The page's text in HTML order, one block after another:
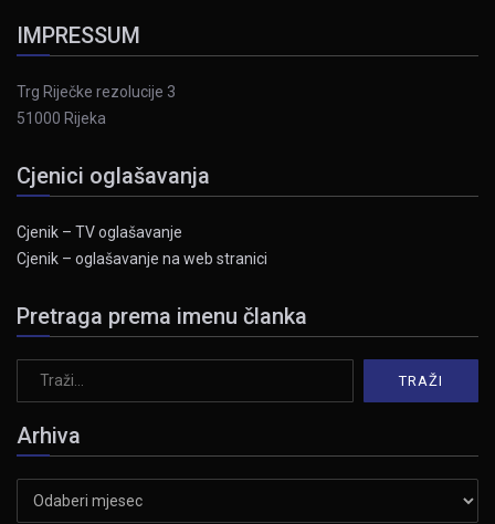
IMPRESSUM
Trg Riječke rezolucije 3
51000 Rijeka
Cjenici oglašavanja
Cjenik – TV oglašavanje
Cjenik – oglašavanje na web stranici
Pretraga prema imenu članka
Arhiva